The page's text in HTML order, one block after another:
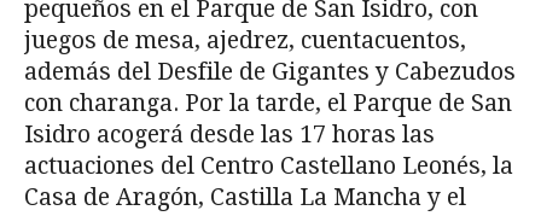
pequeños en el Parque de San Isidro, con
juegos de mesa, ajedrez, cuentacuentos,
además del Desfile de Gigantes y Cabezudos
con charanga. Por la tarde, el Parque de San
Isidro acogerá desde las 17 horas las
actuaciones del Centro Castellano Leonés, la
Casa de Aragón, Castilla La Mancha y el